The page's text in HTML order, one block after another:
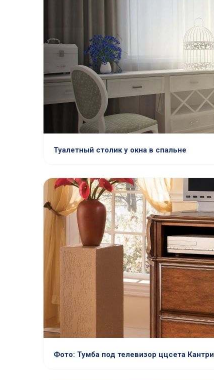
Туалетный столик у окна в спальне
Фото: Тумба под телевизор ццсета Кантри